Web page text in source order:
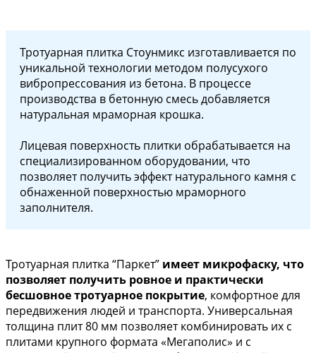
Тротуарная плитка Стоунмикс изготавливается по
уникальной технологии методом полусухого
вибропрессования из бетона. В процессе
производства в бетонную смесь добавляется
натуральная мраморная крошка.
Лицевая поверхность плитки обрабатывается на
специализированном оборудовании, что
позволяет получить эффект натурального камня с
обнаженной поверхностью мраморного
заполнителя.
Тротуарная плитка “Паркет” имеет микрофаску, что
позволяет получить ровное и практически
бесшовное тротуарное покрытие, комфортное для
передвижения людей и транспорта. Универсальная
толщина плит 80 мм позволяет комбинировать их с
плитами крупного формата «Мегаполис» и с